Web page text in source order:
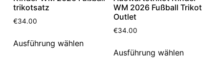
trikotsatz
€34.00
Ausführung wählen
WM 2026 Fußball Trikot
Outlet
€34.00
Ausführung wählen